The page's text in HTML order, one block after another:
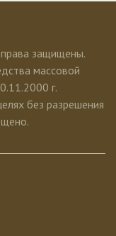
защищены.
массовой
г.
без разрешения